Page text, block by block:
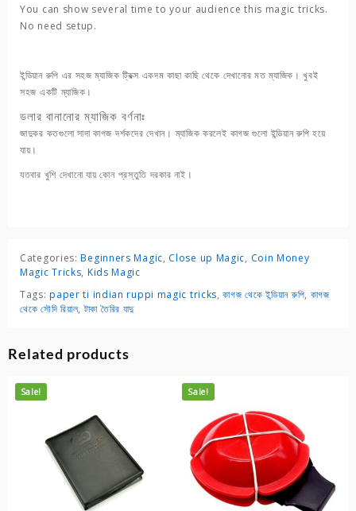
You can show several time to your audience this magic tricks.
No need setup.
ইন্ডিয়ান রুপি এর সহজ ম্যাজিক ট্রিক্স একদম কাছা কাছি থেকে দেখানোর মত ম্যাজিক। খুবই
সহজ একটি ম্যাজিক।
ডলার বানানোর ম্যাজিক বর্ণনাঃ
জাদুকর কতগুলো সাদা কাগজ দর্শকদের দেখান। ম্যাজিক করলেই কাগজ গুলো ইন্ডিয়ান রুপি হয়ে
যায়।
যতবার খুশি দেখানো যায় কোন প্রস্তুতি দরকার নাই।
Categories:Beginners Magic, Close up Magic, Coin Money
Magic Tricks, Kids Magic
Tags:paper ti indian ruppi magic tricks,কাগজ থেকে ইন্ডিয়ান রুপি, কাগজ
থেকে সৌদি রিয়াল,টাকা তৈরির যাদু
Related products
Sale! Sale!